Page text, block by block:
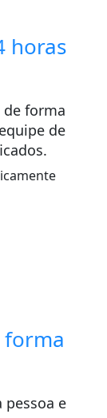
horas
forma
de
forma
pessoa e